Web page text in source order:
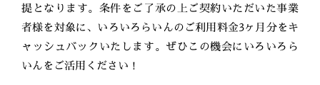
提となります。条件をご了承の上ご契約いただいた事業
者様を対象に、いろいろらいんのご利用料金3ヶ月分をキ
ャッシュバックいたします。ぜひこの機会にいろいろら
いんをご活用ください！